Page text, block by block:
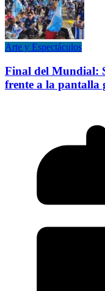
Arte y Espectáculos
Final del Mundial:
frente a la pantalla